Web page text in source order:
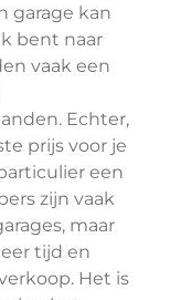
garage kan
bent naar
vaak een
Echter,
prijs voor je
een
zijn vaak
maar
tijd en
Het is